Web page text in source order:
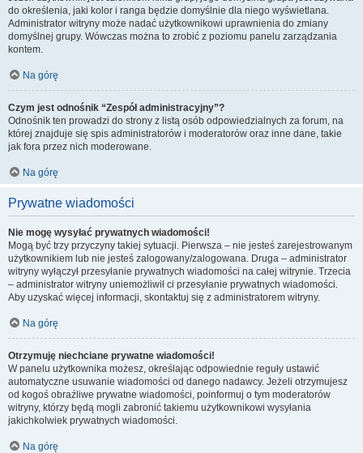
do określenia, jaki kolor i ranga będzie domyślnie dla niego wyświetlana.
Administrator witryny może nadać użytkownikowi uprawnienia do zmiany
domyślnej grupy. Wówczas można to zrobić z poziomu panelu zarządzania
kontem.
Na górę
Czym jest odnośnik “Zespół administracyjny”?
Odnośnik ten prowadzi do strony z listą osób odpowiedzialnych za forum, na
której znajduje się spis administratorów i moderatorów oraz inne dane, takie
jak fora przez nich moderowane.
Na górę
Prywatne wiadomości
Nie mogę wysyłać prywatnych wiadomości!
Mogą być trzy przyczyny takiej sytuacji. Pierwsza – nie jesteś zarejestrowanym
użytkownikiem lub nie jesteś zalogowany/zalogowana. Druga – administrator
witryny wyłączył przesyłanie prywatnych wiadomości na całej witrynie. Trzecia
– administrator witryny uniemożliwił ci przesyłanie prywatnych wiadomości.
Aby uzyskać więcej informacji, skontaktuj się z administratorem witryny.
Na górę
Otrzymuję niechciane prywatne wiadomości!
W panelu użytkownika możesz, określając odpowiednie reguły ustawić
automatyczne usuwanie wiadomości od danego nadawcy. Jeżeli otrzymujesz
od kogoś obraźliwe prywatne wiadomości, poinformuj o tym moderatorów
witryny, którzy będą mogli zabronić takiemu użytkownikowi wysyłania
jakichkolwiek prywatnych wiadomości.
Na górę